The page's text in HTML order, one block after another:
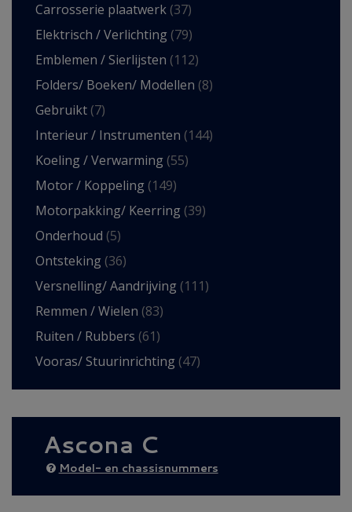
Carrosserie plaatwerk (37)
Elektrisch / Verlichting (79)
Emblemen / Sierlijsten (112)
Folders/ Boeken/ Modellen (8)
Gebruikt (7)
Interieur / Instrumenten (144)
Koeling / Verwarming (55)
Motor / Koppeling (149)
Motorpakking/ Keerring (39)
Onderhoud (5)
Ontsteking (36)
Versnelling/ Aandrijving (111)
Remmen / Wielen (83)
Ruiten / Rubbers (61)
Vooras/ Stuurinrichting (47)
Ascona C
Model- en chassisnummers